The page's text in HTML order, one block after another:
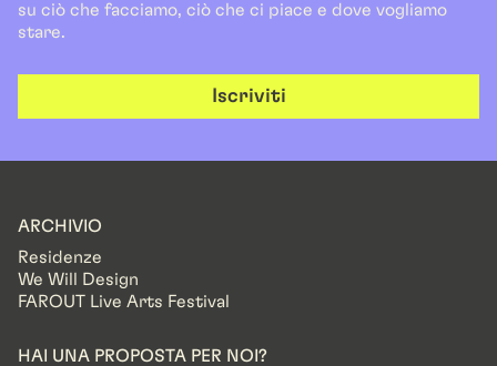
su ciò che facciamo, ciò che ci piace e dove vogliamo
stare.
Iscriviti
ARCHIVIO
Residenze
We Will Design
FAROUT Live Arts Festival
HAI UNA PROPOSTA PER NOI?